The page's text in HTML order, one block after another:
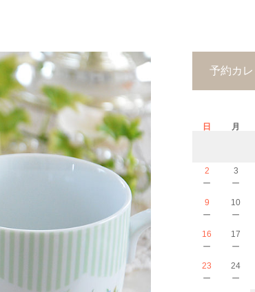
予約カ
日 月
2
－
3
－
9
－
10
－
16
－
17
－
23
－
24
－